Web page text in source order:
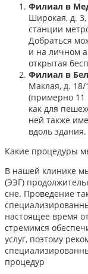
Филиал в
Широкая, д. 3,
станции
Добраться
и на личном
открытая
Филиал в
Маклая, д. 18/
(примерно 11
как для
ней также
вдоль здания.
Какие процедуры
В нашей клинике
(ЭЭГ)
сне. Проведение
настоящее время
стремимся
услуг, поэтому
процедур